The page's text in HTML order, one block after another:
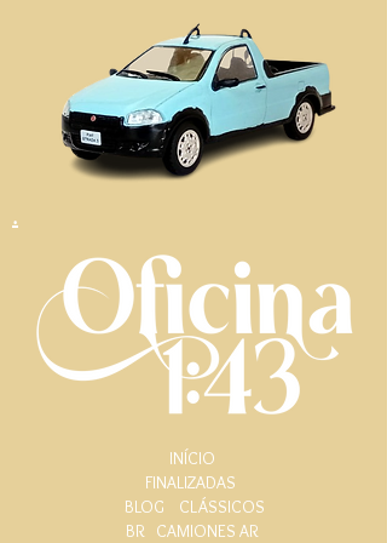
.
INÍCIO
FINALIZADAS
BLOG
CLÁSSICOS
BR CAMIONES AR